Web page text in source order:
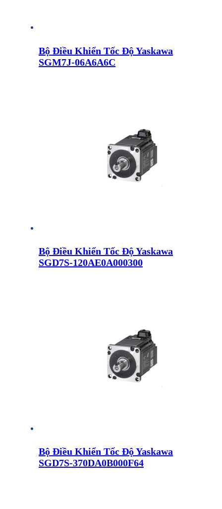
Bộ Điều Khiển Tốc Độ Yaskawa
SGM7J-06A6A6C
Bộ Điều Khiển Tốc Độ Yaskawa
SGD7S-120AE0A000300
Bộ Điều Khiển Tốc Độ Yaskawa
SGD7S-370DA0B000F64